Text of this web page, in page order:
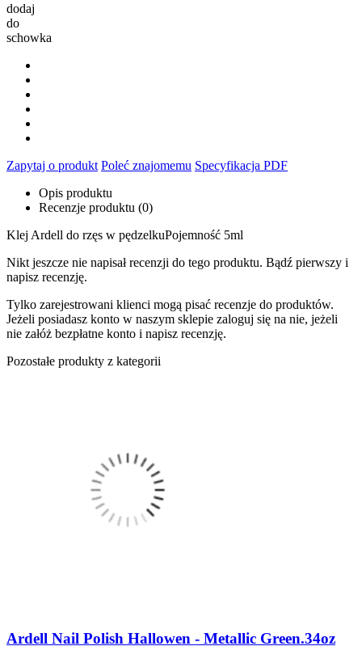
dodaj
do
schowka
Zapytaj o produkt Poleć znajomemu Specyfikacja PDF
Opis produktu
Recenzje produktu (0)
Klej Ardell do rzęs w pędzelkuPojemność 5ml
Nikt jeszcze nie napisał recenzji do tego produktu. Bądź pierwszy i
napisz recenzję.
Tylko zarejestrowani klienci mogą pisać recenzje do produktów.
Jeżeli posiadasz konto w naszym sklepie zaloguj się na nie, jeżeli
nie załóż bezpłatne konto i napisz recenzję.
Pozostałe produkty z kategorii
Ardell Nail Polish Hallowen - Metallic Green.34oz